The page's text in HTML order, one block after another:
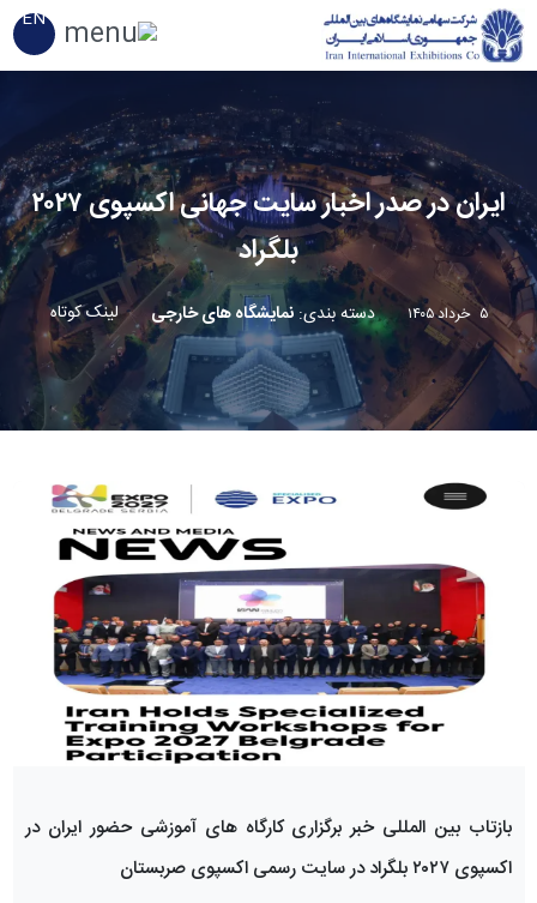
EN
ایران در صدر اخبار سایت جهانی اکسپوی ۲۰۲۷
بلگراد
۵ خرداد ۱۴۰۵ دسته بندی: نمایشگاه های خارجی لینک کوتاه
بازتاب بین المللی خبر برگزاری کارگاه های آموزشی حضور ایران در
اکسپوی ۲۰۲۷ بلگراد در سایت رسمی اکسپوی صربستان